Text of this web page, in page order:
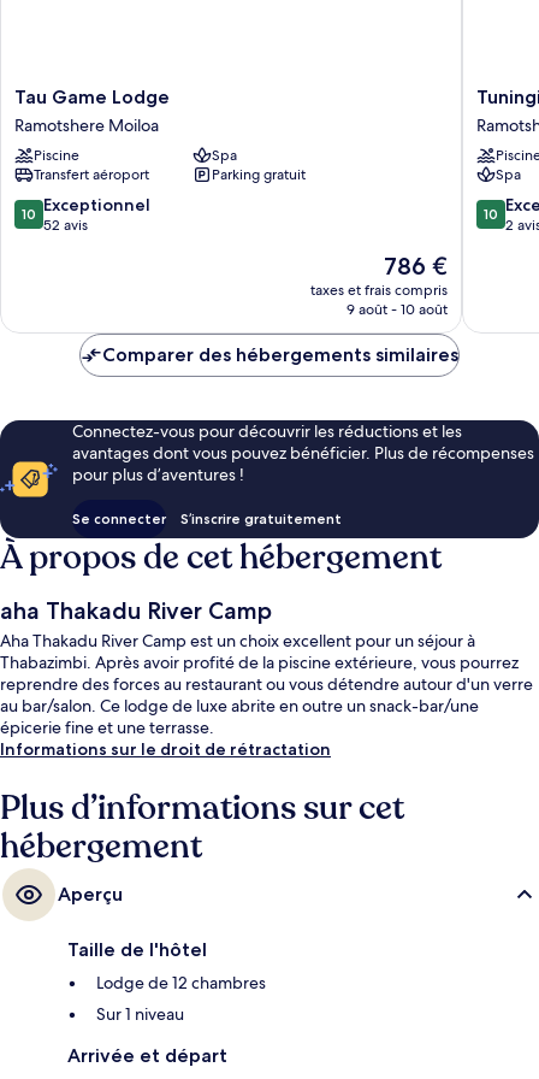
Tau
Game
Lodge
Ramotshere
Moiloa
Tau Game Lodge
Ramotshere Moiloa
Piscine
Spa
Transfert aéroport
Parking gratuit
10.0
sur
10 Exceptionnel
52 avis
Le
nouveau
prix
de
786 €
taxes et frais compris
9 août - 10 août
Tuningi
Safari
Lodge
Moiloa
Spa
10.0
sur
10
2
Comparer des hébergements similaires
Connectez-vous pour découvrir les réductions et les
avantages dont vous pouvez bénéficier. Plus de récompenses
pour plus d’aventures !
Se connecter S’inscrire gratuitement
À propos de cet hébergement
aha Thakadu River Camp
Aha Thakadu River Camp est un choix excellent pour un séjour à
Thabazimbi. Après avoir profité de la piscine extérieure, vous pourrez
reprendre des forces au restaurant ou vous détendre autour d'un verre
au bar/salon. Ce lodge de luxe abrite en outre un snack-bar/une
épicerie fine et une terrasse.
Informations sur le droit de rétractation
Plus d’informations sur cet
hébergement
Aperçu
Taille de l'hôtel
Lodge de 12 chambres
Sur 1 niveau
Arrivée et départ